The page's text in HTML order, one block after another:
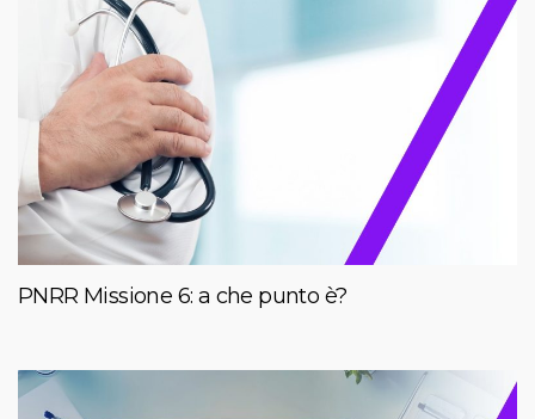
PNRR Missione 6: a che punto è?